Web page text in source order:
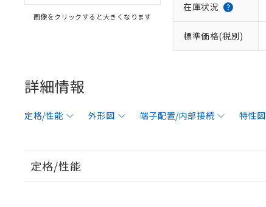
画像をクリックすると大きくなります
在庫状況
標準価格(税別)
詳細情報
定格/性能 外形図 端子配置/内部接続 特性図
定格/性能